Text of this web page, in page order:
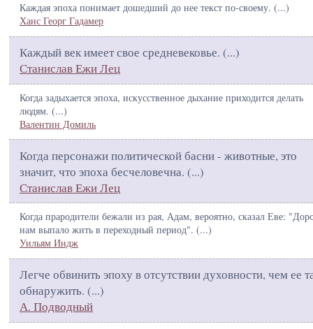
Каждая эпоха понимает дошедший до нее текст по-своему. (...)
Ханс Георг Гадамер
Каждый век имеет свое средневековье. (...)
Станислав Ежи Лец
Когда задыхается эпоха, искусственное дыхание приходится делать
людям. (...)
Валентин Домиль
Когда персонажи политической басни - животные, это
значит, что эпоха бесчеловечна. (...)
Станислав Ежи Лец
Когда прародители бежали из рая, Адам, вероятно, сказал Еве:
нам выпало жить в переходный период". (...)
Уильям Индж
Легче обвинить эпоху в отсутствии духовности, чем ее
обнаружить. (...)
А. Подводный